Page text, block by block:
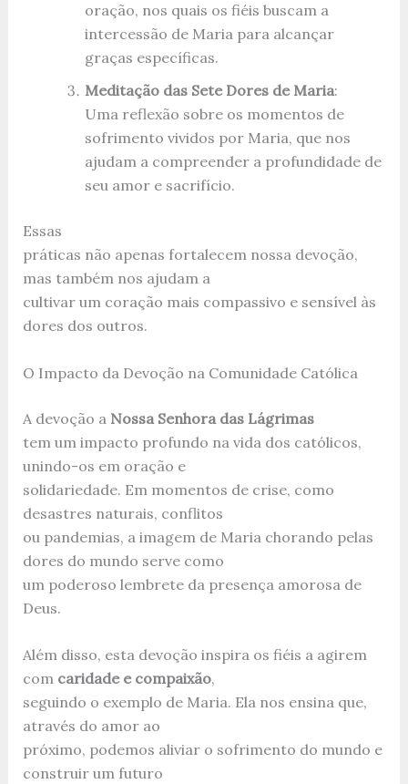
oração, nos quais os fiéis buscam a
intercessão de Maria para alcançar
graças específicas.
Meditação das Sete Dores de Maria:
Uma reflexão sobre os momentos de
sofrimento vividos por Maria, que nos
ajudam a compreender a profundidade de
seu amor e sacrifício.
Essas
práticas não apenas fortalecem nossa devoção,
mas também nos ajudam a
cultivar um coração mais compassivo e sensível às
dores dos outros.
O Impacto da Devoção na Comunidade Católica
A devoção a Nossa Senhora das Lágrimas
tem um impacto profundo na vida dos católicos,
unindo-os em oração e
solidariedade. Em momentos de crise, como
desastres naturais, conflitos
ou pandemias, a imagem de Maria chorando pelas
dores do mundo serve como
um poderoso lembrete da presença amorosa de
Deus.
Além disso, esta devoção inspira os fiéis a agirem
com caridade e compaixão,
seguindo o exemplo de Maria. Ela nos ensina que,
através do amor ao
próximo, podemos aliviar o sofrimento do mundo e
construir um futuro